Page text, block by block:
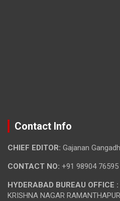
Contact Info
CHIEF EDITOR: Gajanan
CONTACT NO: +91 98904 76595
HYDERABAD BUREAU OFFICE :
KRISHNA NAGAR